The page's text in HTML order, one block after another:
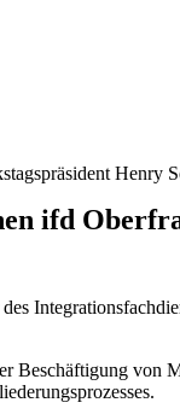
Henry
ifd